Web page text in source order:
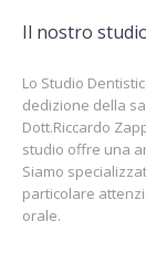
Il nostro
Lo Studio
dedizione della
Dott.Riccardo
studio offre una
Siamo
particolare
orale.